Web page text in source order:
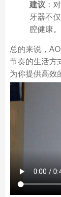
建议 ：
牙器不
腔健康。
总的来说，
节奏的生活方
为你提供高效